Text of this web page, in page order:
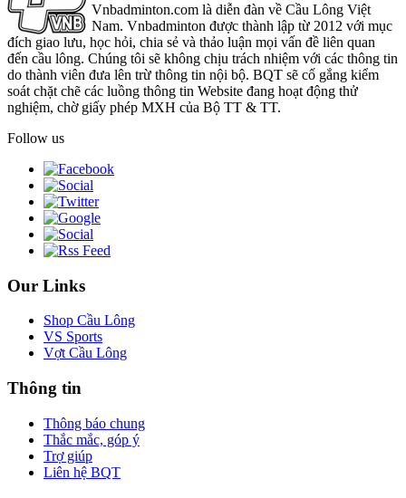
Vnbadminton.com là diễn đàn về Cầu Lông Việt
Nam. Vnbadminton được thành lập từ 2012 với mục
đích giao lưu, học hỏi, chia sẻ và thảo luận mọi vấn đề liên quan
đến cầu lông. Chúng tôi sẽ không chịu trách nhiệm với các thông tin
do thành viên đưa lên trừ thông tin nội bộ. BQT sẽ cố gắng kiểm
soát chặt chẽ các luồng thông tin Website đang hoạt động thử
nghiệm, chờ giấy phép MXH của Bộ TT & TT.
Follow us
Our Links
Shop Cầu Lông
VS Sports
Vợt Cầu Lông
Thông tin
Thông báo chung
Thắc mắc, góp ý
Trợ giúp
Liên hệ BQT